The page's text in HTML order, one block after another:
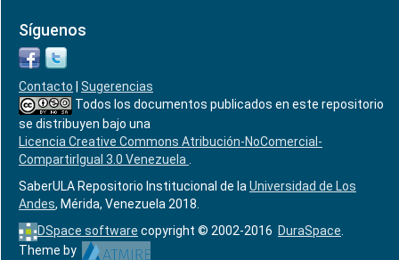
Síguenos
Contacto
Sugerencias
Todos los documentos publicados en este repositorio
se distribuyen bajo una
Licencia Creative Commons Atribución-NoComercial-
CompartirIgual 3.0 Venezuela
SaberULA Repositorio Institucional de la Universidad de Los
Andes, Mérida, Venezuela 2018.
DSpace software copyright © 2002-2016 DuraSpace
Theme by